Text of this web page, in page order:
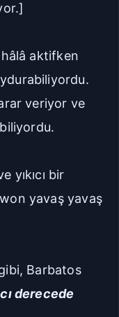
hâlâ aktifken
veriyor ve
yıkıcı bir
yavaş yavaş
Barbatos
derecede